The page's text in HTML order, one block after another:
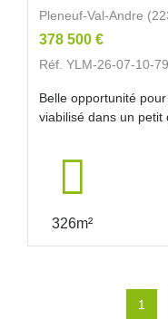
Pleneuf-Val-Andre
378 500 €
Réf. YLM-26-07-10-79
Belle opportunité
viabilisé dans un petit
326m²
1